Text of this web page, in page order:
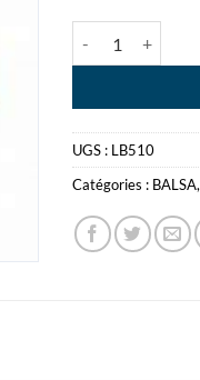
UGS : LB510
Catégories : BALSA,